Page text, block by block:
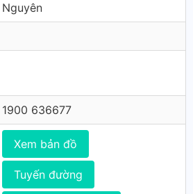
Nguyên
1900 636677
Xem bản đồ
Tuyến đường